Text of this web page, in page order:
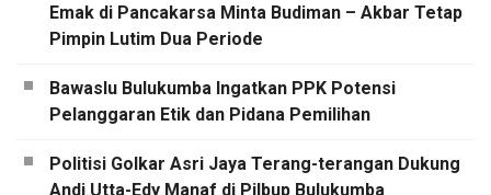
Emak di Pancakarsa Minta Budiman – Akbar Tetap
Pimpin Lutim Dua Periode
Bawaslu Bulukumba Ingatkan PPK Potensi
Pelanggaran Etik dan Pidana Pemilihan
Politisi Golkar Asri Jaya Terang-terangan Dukung
Andi Utta-Edy Manaf di Pilbup Bulukumba